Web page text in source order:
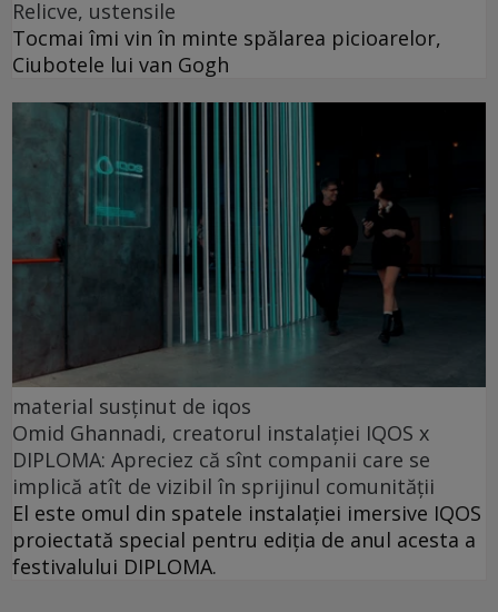
Relicve, ustensile
Tocmai îmi vin în minte spălarea picioarelor,
Ciubotele lui van Gogh
material susținut de iqos
Omid Ghannadi, creatorul instalației IQOS x
DIPLOMA: Apreciez că sînt companii care se
implică atît de vizibil în sprijinul comunității
El este omul din spatele instalației imersive IQOS
proiectată special pentru ediția de anul acesta a
festivalului DIPLOMA.